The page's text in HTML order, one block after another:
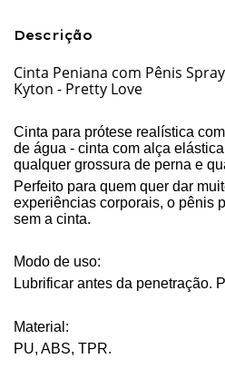
Descrição
Cinta Peniana com Pênis
Kyton - Pretty Love
Cinta para prótese realística
de água - cinta com alça
qualquer grossura de perna e
Perfeito para quem quer dar
experiências corporais, o pênis
sem a cinta.
Modo de uso:
Lubrificar antes da penetração.
Material:
PU, ABS, TPR.